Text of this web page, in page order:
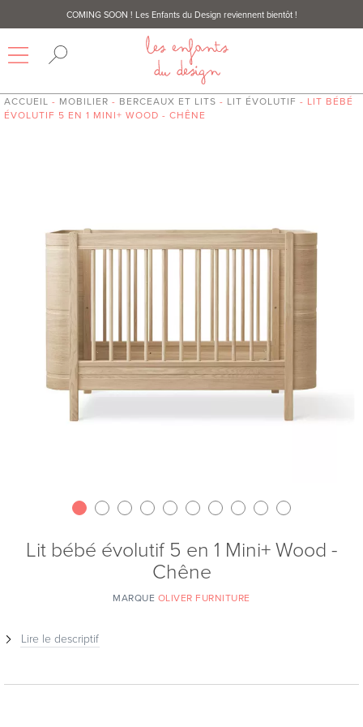
COMING SOON ! Les Enfants du Design reviennent bientôt !
ACCUEIL - MOBILIER - BERCEAUX ET LITS - LIT ÉVOLUTIF - LIT BÉBÉ
ÉVOLUTIF 5 EN 1 MINI+ WOOD - CHÊNE
Lit bébé évolutif 5 en 1 Mini+ Wood -
Chêne
MARQUE OLIVER FURNITURE
Lire le descriptif